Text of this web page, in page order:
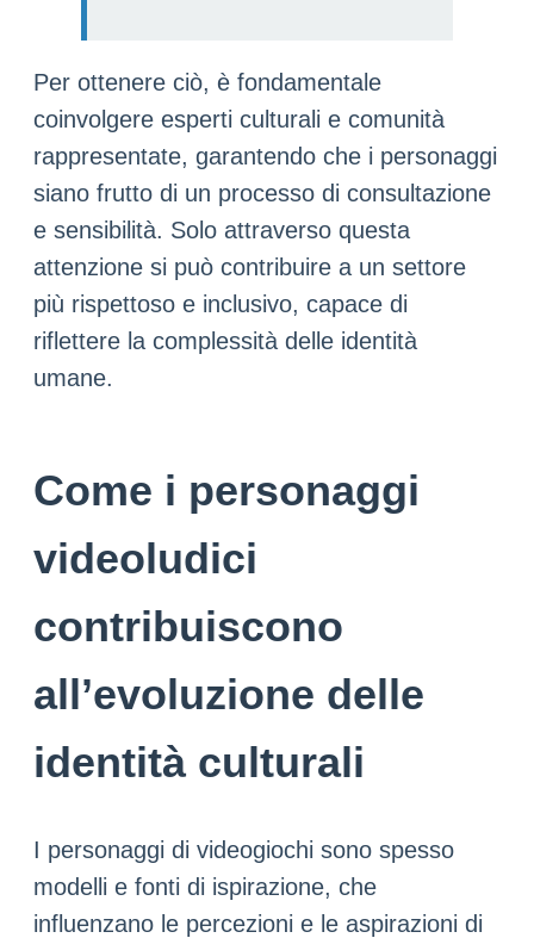
Per ottenere ciò, è fondamentale
coinvolgere esperti culturali e comunità
rappresentate, garantendo che i personaggi
siano frutto di un processo di consultazione
e sensibilità. Solo attraverso questa
attenzione si può contribuire a un settore
più rispettoso e inclusivo, capace di
riflettere la complessità delle identità
umane.
Come i personaggi
videoludici
contribuiscono
all’evoluzione delle
identità culturali
I personaggi di videogiochi sono spesso
modelli e fonti di ispirazione, che
influenzano le percezioni e le aspirazioni di